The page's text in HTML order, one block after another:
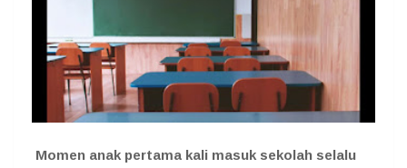
Momen anak pertama kali masuk sekolah selalu